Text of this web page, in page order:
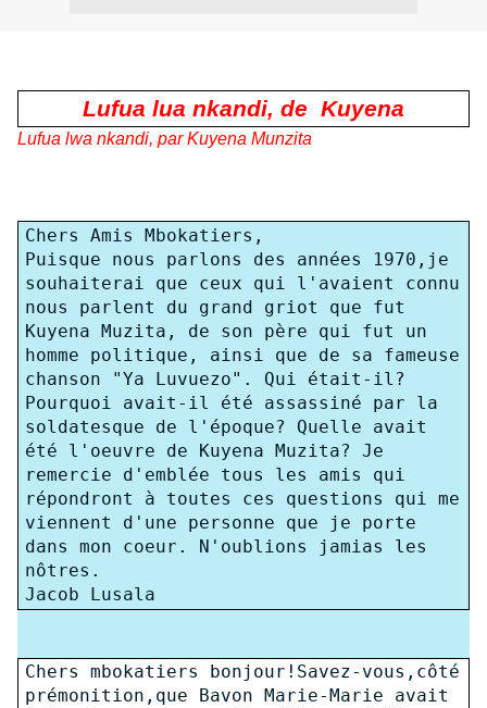
Lufua lua nkandi, de Kuyena
Lufua lwa nkandi, par Kuyena Munzita
Chers Amis Mbokatiers,
Puisque nous parlons des années 1970,je
souhaiterai que ceux qui l'avaient connu
nous parlent du grand griot que fut
Kuyena Muzita, de son père qui fut un
homme politique, ainsi que de sa fameuse
chanson "Ya Luvuezo". Qui était-il?
Pourquoi avait-il été assassiné par la
soldatesque de l'époque? Quelle avait
été l'oeuvre de Kuyena Muzita? Je
remercie d'emblée tous les amis qui
répondront à toutes ces questions qui me
viennent d'une personne que je porte
dans mon coeur. N'oublions jamias les
nôtres.
Jacob Lusala
Chers mbokatiers bonjour!Savez-vous,côté
prémonition,que Bavon Marie-Marie avait